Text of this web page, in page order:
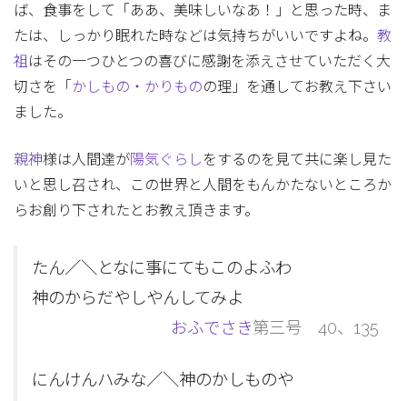
ば、食事をして「ああ、美味しいなあ！」と思った時、ま
たは、しっかり眠れた時などは気持ちがいいですよね。 教
祖 はその一つひとつの喜びに感謝を添えさせていただく大
切さを「 かしもの・かりものの理」を通してお教え下さい
ました。
親神様は人間達が陽気ぐらし をするのを見て共に楽し見た
いと思し召され、この世界と人間をもんかたないところか
らお創り下されたとお教え頂きます。
たん／＼となに事にてもこのよふわ
神のからだやしやんしてみよ
おふでさき第三号 40、135
にんけんハみな／＼神のかしものや